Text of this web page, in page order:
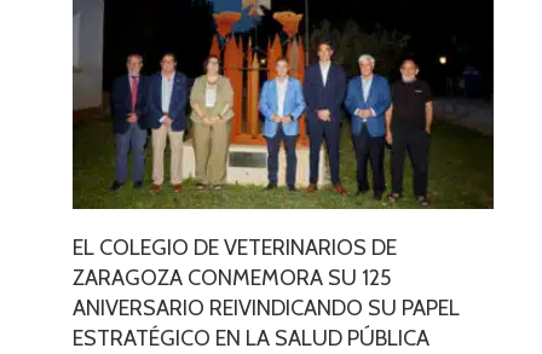
EL COLEGIO DE VETERINARIOS DE
ZARAGOZA CONMEMORA SU 125
ANIVERSARIO REIVINDICANDO SU PAPEL
ESTRATÉGICO EN LA SALUD PÚBLICA